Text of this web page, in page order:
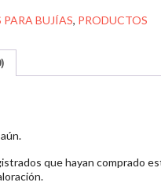
PARA BUJÍAS, PRODUCTOS
que hayan comprado